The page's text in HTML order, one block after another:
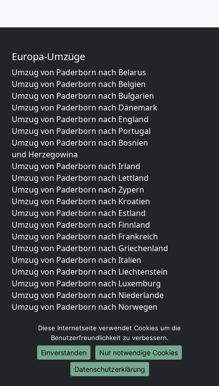
Europa-Umzüge
Umzug von Paderborn nach Belarus
Umzug von Paderborn nach Belgien
Umzug von Paderborn nach Bulgarien
Umzug von Paderborn nach Dänemark
Umzug von Paderborn nach England
Umzug von Paderborn nach Portugal
Umzug von Paderborn nach Bosnien
und Herzegowina
Umzug von Paderborn nach Irland
Umzug von Paderborn nach Lettland
Umzug von Paderborn nach Zypern
Umzug von Paderborn nach Kroatien
Umzug von Paderborn nach Estland
Umzug von Paderborn nach Finnland
Umzug von Paderborn nach Frankreich
Umzug von Paderborn nach Griechenland
Umzug von Paderborn nach Italien
Umzug von Paderborn nach Liechtenstein
Umzug von Paderborn nach Luxemburg
Umzug von Paderborn nach Niederlande
Umzug von Paderborn nach Norwegen
Umzüge-Deutschlandweit
Umzug von Paderborn nach Berlin
Umzug von Paderborn nach Hamburg
Umzug von Paderborn nach München
Umzug von Paderborn nach Köln
Diese Internetseite verwendet Cookies um die
Benutzerfreundlichkeit zu verbessern.
Einverstanden
Nur notwendige Cookies
Datenschutzerklärung